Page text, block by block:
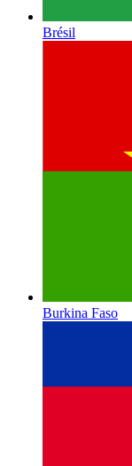
Brésil
Burkina Faso